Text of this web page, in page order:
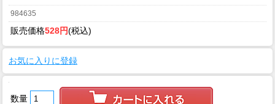
984635
販売価格528円(税込)
お気に入りに登録
数量